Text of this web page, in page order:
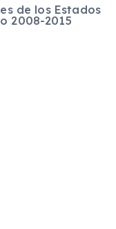
de los Estados
2008-2015